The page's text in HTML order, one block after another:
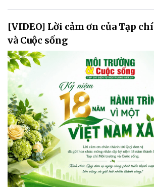
[VIDEO] Lời cảm ơn của Tạp
và Cuộc sống